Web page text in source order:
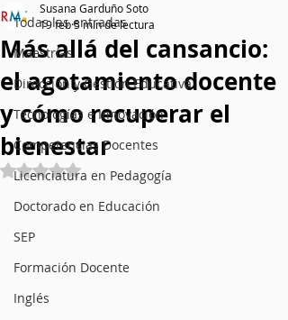
Todas las entradas
Maestrías
Dirección y Gestión Educativa
Tecnologías e Innovación
Competencias Docentes
Licenciatura en Pedagogía
Doctorado en Educación
SEP
Formación Docente
Inglés
Más allá del cansancio:
el agotamiento docente
y cómo recuperar el
bienestar
Susana Garduño Soto
19 feb5 min de lectura
Obtuvo NaN de 5 estrellas.